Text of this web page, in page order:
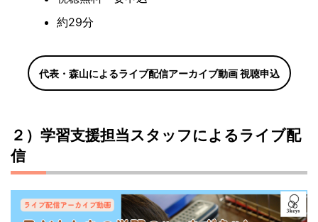
約29分
代表・森山によるライブ配信アーカイブ動画 視聴申込
２）学習支援担当スタッフによるライブ配
信